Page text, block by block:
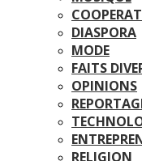
DIASPORA
MODE
FAITS
OPINIONS
RELIGION